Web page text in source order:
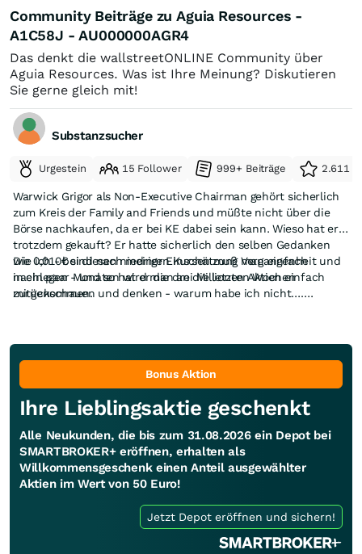
Community Beiträge zu Aguia Resources -
A1C58J - AU000000AGR4
Das denkt die wallstreetONLINE Community über
Aguia Resources. Was ist Ihre Meinung? Diskutieren
Sie gerne gleich mit!
Substanzsucher
Urgestein 15 Follower 999+ Beiträge 2.611
Warwick Grigor als Non-Executive Chairman gehört sicherlich
zum Kreis der Family and Friends und müßte nicht über die
Börse nachkaufen, da er bei KE dabei sein kann. Wieso hat er
trotzdem gekauft? Er hatte sicherlich den selben Gedanken
wie ich - bei diesen niedrigen Kursen muß man einfach
nachlegen - und so hat er die drei Millionen Aktien einfach
mitgenommen.
Die 0,010€ sind nach meiner Einschätzung Vergangenheit und
in ein paar Monaten wird man an die letzten Wochen
zurückschauen und denken - warum habe ich nicht…….
Bonus Aktion
Ihre Lieblingsaktie geschenkt
Alle Neukunden, die bis zum 31.08.2026 ein Depot bei
SMARTBROKER+ eröffnen, erhalten als
Willkommensgeschenk einen Anteil ausgewählter
Aktien im Wert von 50 Euro!
Jetzt Depot eröffnen und sichern!